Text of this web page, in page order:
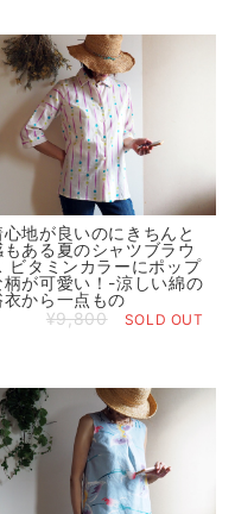
心地が良いのにきちんと
もある夏のシャツブラウ
ビタミンカラーにポップ
柄が可愛い！-涼しい綿の
衣から一点もの
¥9,800
SOLD OUT